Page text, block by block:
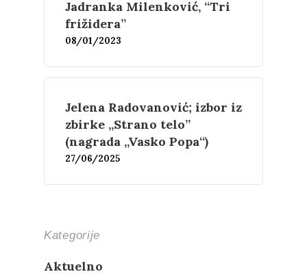
Jadranka Milenković, “Tri
frižidera”
08/01/2023
Jelena Radovanović; izbor iz
zbirke „Strano telo”
(nagrada „Vasko Popa“)
27/06/2025
Kategorije
Aktuelno
Esejistika
Estetika
Muzika
Šta čitamo?
Skup “Estetika
Kontakt